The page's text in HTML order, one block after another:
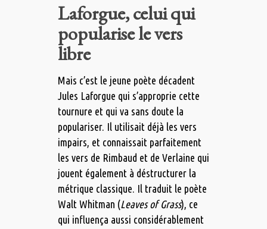
Laforgue, celui qui
popularise le vers
libre
Mais c’est le jeune poète décadent
Jules Laforgue qui s’approprie cette
tournure et qui va sans doute la
populariser. Il utilisait déjà les vers
impairs, et connaissait parfaitement
les vers de Rimbaud et de Verlaine qui
jouent également à déstructurer la
métrique classique. Il traduit le poète
Walt Whitman (Leaves of Grass), ce
qui influença aussi considérablement